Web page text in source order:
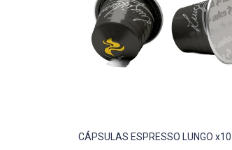
CÁPSULAS ESPRESSO LUNGO x10